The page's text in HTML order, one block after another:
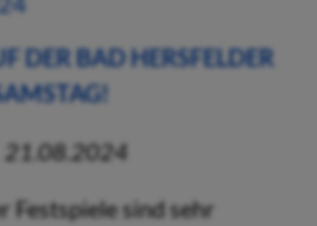
DER BAD HERSFELDER
21.08.2024
Festspiele sind sehr